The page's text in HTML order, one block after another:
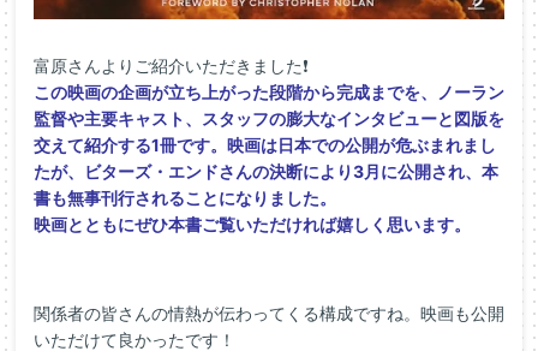
富原さんよりご紹介いただきました❗
この映画の企画が立ち上がった段階から完成までを、ノーラン
監督や主要キャスト、スタッフの膨大なインタビューと図版を
交えて紹介する1冊です。映画は日本での公開が危ぶまれまし
たが、ビターズ・エンドさんの決断により3月に公開され、本
書も無事刊行されることになりました。
映画とともにぜひ本書ご覧いただければ嬉しく思います。
関係者の皆さんの情熱が伝わってくる構成ですね。映画も公開
いただけて良かったです！